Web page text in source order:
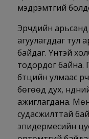
мэдрэмтгий
Эрчүүдийн
агуулагддаг тул
байдаг. Үүнтэй
тодордог байна.
бүтцийн улмаас
бөгөөд дух,
ажиглагдана. Мөн
судасжилттай
эпидермесийн